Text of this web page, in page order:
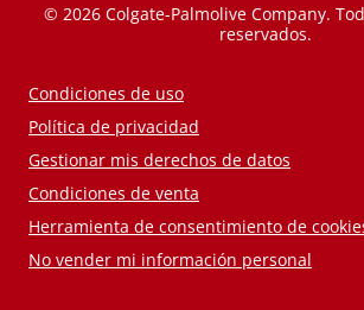
© 2026 Colgate-Palmolive Company.
reservados.
Condiciones de uso
Política de privacidad
Gestionar mis derechos de datos
Condiciones de venta
Herramienta de consentimiento de
No vender mi información personal